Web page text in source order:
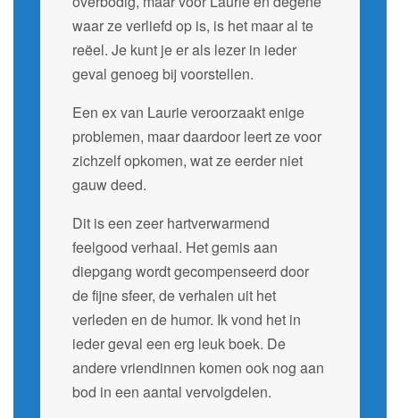
waar ze verliefd op is, is het maar al te
reëel. Je kunt je er als lezer in ieder
geval genoeg bij voorstellen.
Een ex van Laurie veroorzaakt enige
problemen, maar daardoor leert ze voor
zichzelf opkomen, wat ze eerder niet
gauw deed.
Dit is een zeer hartverwarmend
feelgood verhaal. Het gemis aan
diepgang wordt gecompenseerd door
de fijne sfeer, de verhalen uit het
verleden en de humor. Ik vond het in
ieder geval een erg leuk boek. De
andere vriendinnen komen ook nog aan
bod in een aantal vervolgdelen.